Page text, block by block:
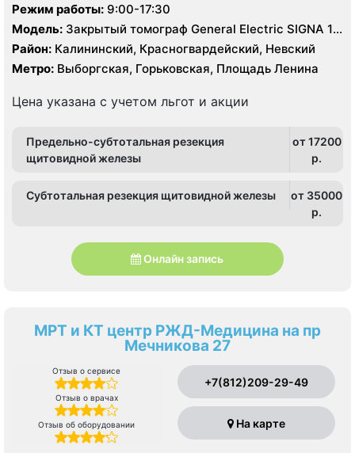
Режим работы: 9:00-17:30
Модель: Закрытый томограф General Electric SIGNA 1.5
Тесла, КТ General Electric 16 срезов, УЗИ
Район: Калининский, Красногвардейский, Невский
Метро: Выборгская, Горьковская, Площадь Ленина
Цена указана с учетом льгот и акции
Предельно-субтотальная резекция
щитовидной железы
от 17200
p.
Субтотальная резекция щитовидной железы
от 35000
p.
Онлайн запись
МРТ и КТ центр РЖД-Медицина на пр
Мечникова 27
Отзыв о сервисе
Отзыв о врачах
Отзыв об оборудовании
+7(812)209-29-49
На карте